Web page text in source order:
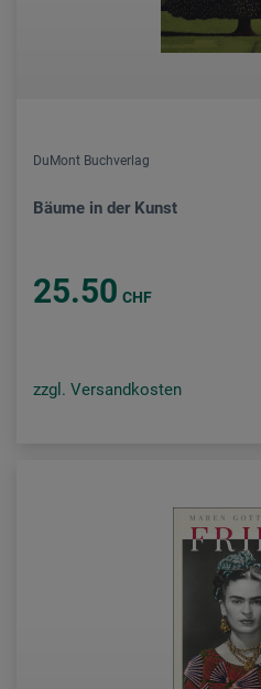
DuMont Buchverlag
Bäume in der Kunst
25.50 CHF
zzgl. Versandkosten